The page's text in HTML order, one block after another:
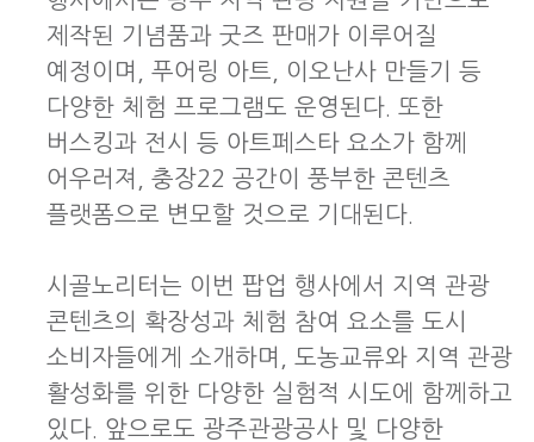
제작된 기념품과 굿즈 판매가 이루어질
예정이며, 푸어링 아트, 이오난사 만들기 등
다양한 체험 프로그램도 운영된다. 또한
버스킹과 전시 등 아트페스타 요소가 함께
어우러져, 충장22 공간이 풍부한 콘텐츠
플랫폼으로 변모할 것으로 기대된다.
시골노리터는 이번 팝업 행사에서 지역 관광
콘텐츠의 확장성과 체험 참여 요소를 도시
소비자들에게 소개하며, 도농교류와 지역 관광
활성화를 위한 다양한 실험적 시도에 함께하고
있다. 앞으로도 광주관광공사 및 다양한